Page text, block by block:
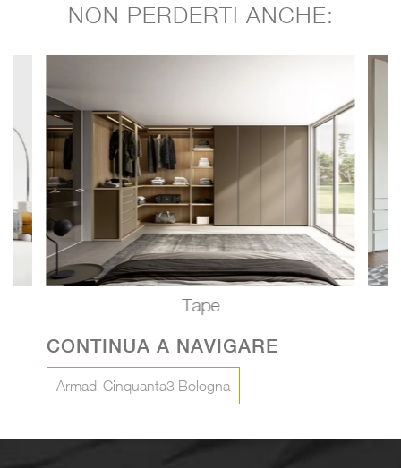
NON PERDERTI ANCHE:
Tape
CONTINUA A NAVIGARE
Armadi Cinquanta3 Bologna